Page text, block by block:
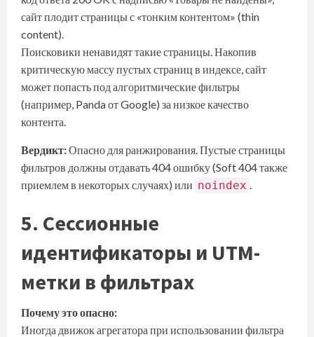
сайт плодит страницы с «тонким контентом» (thin
content).
Поисковики ненавидят такие страницы. Накопив
критическую массу пустых страниц в индексе, сайт
может попасть под алгоритмические фильтры
(например, Panda от Google) за низкое качество
контента.
Вердикт:Опасно для ранжирования. Пустые страницы
фильтров должны отдавать 404 ошибку (Soft 404 также
приемлем в некоторых случаях) или noindex .
5. Сессионные
идентификаторы и UTM-
метки в фильтрах
Почему это опасно:
Иногда движок агрегатора при использовании фильтра